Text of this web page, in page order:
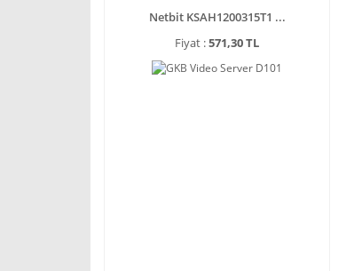
Netbit KSAH1200315T1 ...
Fiyat :571,30 TL